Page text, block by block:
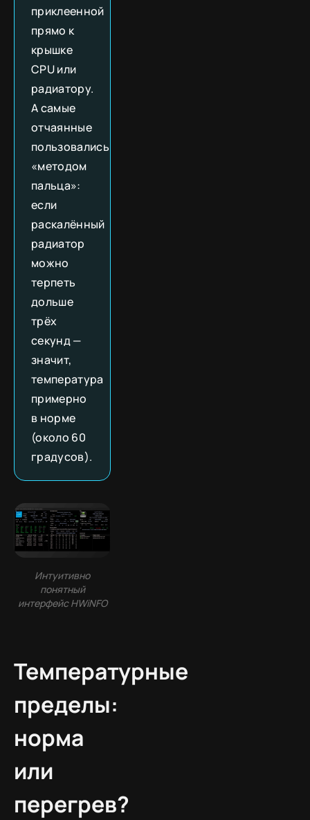
приклеенной
прямо к
крышке
CPU или
радиатору.
А самые
отчаянные
пользовались
«методом
пальца»:
если
раскалённый
радиатор
можно
терпеть
дольше
трёх
секунд —
значит,
температура
примерно
в норме
(около 60
градусов).
Интуитивно
понятный
интерфейс HWiNFO
Температурные
пределы:
норма
или
перегрев?